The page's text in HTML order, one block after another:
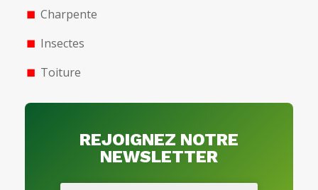
Charpente
Insectes
Toiture
REJOIGNEZ NOTRE
NEWSLETTER